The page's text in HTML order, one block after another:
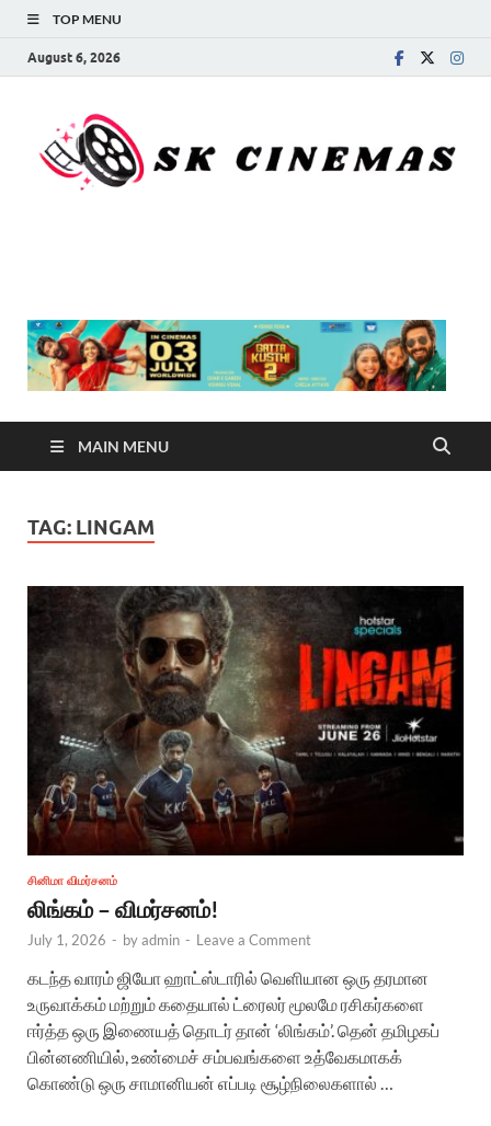
TOP MENU
August 6, 2026
MAIN MENU
TAG: LINGAM
சினிமா விமர்சனம்
லிங்கம் – விமர்சனம்!
July 1, 2026 - byadmin - Leave a Comment
கடந்த வாரம் ஜியோ ஹாட்ஸ்டாரில் வெளியான ஒரு தரமான
உருவாக்கம் மற்றும் கதையால் ட்ரைலர் மூலமே ரசிகர்களை
ஈர்த்த ஒரு இணையத் தொடர் தான் ‘லிங்கம்’. தென் தமிழகப்
பின்னணியில், உண்மைச் சம்பவங்களை உத்வேகமாகக்
கொண்டு ஒரு சாமானியன் எப்படி சூழ்நிலைகளால் …